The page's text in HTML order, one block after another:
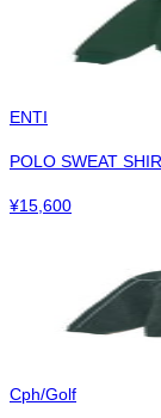
ENTI
POLO SWEAT
¥15,600
Cph/Golf